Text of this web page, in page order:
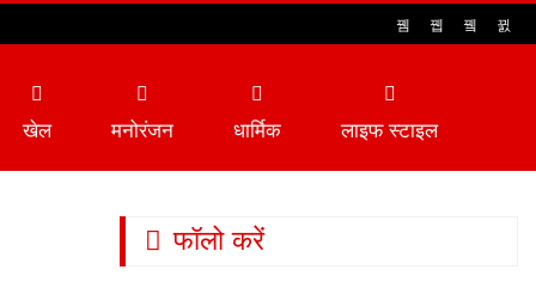
खेल मनोरंजन धार्मिक लाइफ स्टाइल
फॉलो करें